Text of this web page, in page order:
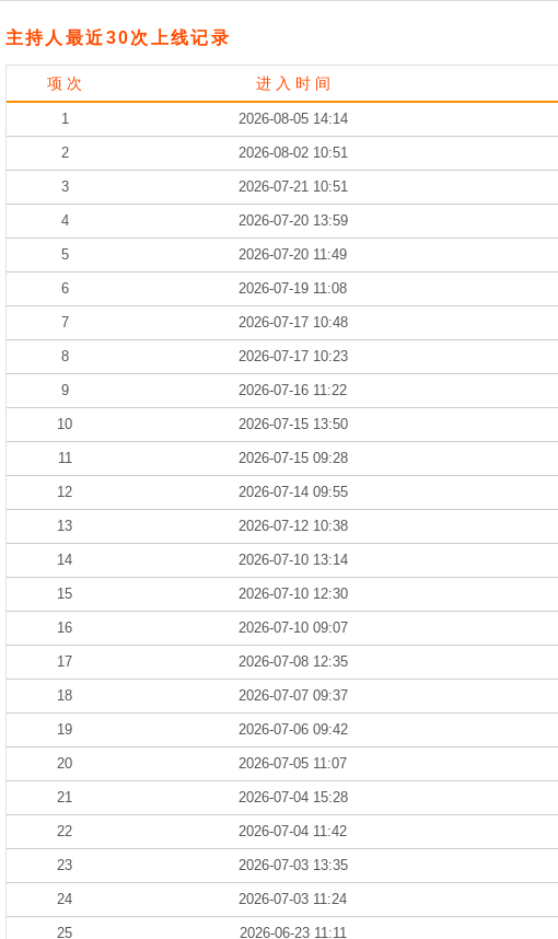
主持人最近30次上线记录
项 次 进 入 时 间
1 2026-08-05 14:14
2 2026-08-02 10:51
3 2026-07-21 10:51
4 2026-07-20 13:59
5 2026-07-20 11:49
6 2026-07-19 11:08
7 2026-07-17 10:48
8 2026-07-17 10:23
9 2026-07-16 11:22
10 2026-07-15 13:50
11 2026-07-15 09:28
12 2026-07-14 09:55
13 2026-07-12 10:38
14 2026-07-10 13:14
15 2026-07-10 12:30
16 2026-07-10 09:07
17 2026-07-08 12:35
18 2026-07-07 09:37
19 2026-07-06 09:42
20 2026-07-05 11:07
21 2026-07-04 15:28
22 2026-07-04 11:42
23 2026-07-03 13:35
24 2026-07-03 11:24
25 2026-06-23 11:11